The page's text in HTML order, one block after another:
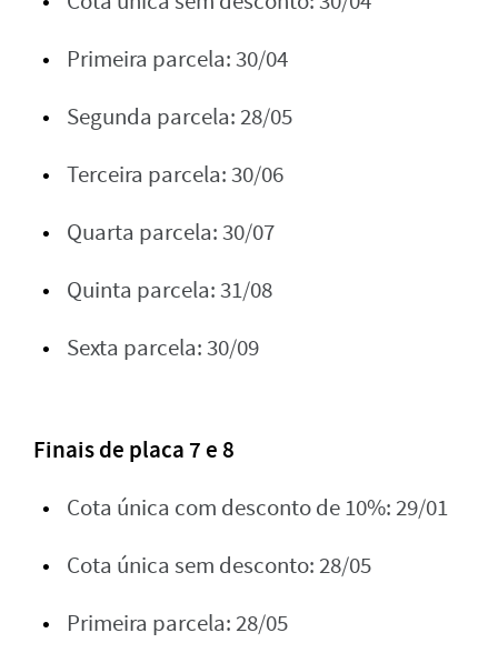
Primeira parcela: 30/04
Segunda parcela: 28/05
Terceira parcela: 30/06
Quarta parcela: 30/07
Quinta parcela: 31/08
Sexta parcela: 30/09
Finais de placa 7 e 8
Cota única com desconto de 10%: 29/01
Cota única sem desconto: 28/05
Primeira parcela: 28/05